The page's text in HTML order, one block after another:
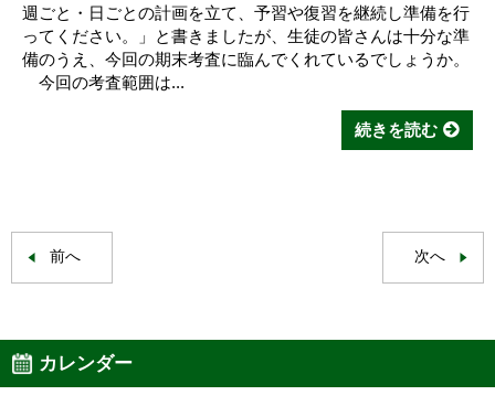
週ごと・日ごとの計画を立て、予習や復習を継続し準備を行
ってください。」と書きましたが、生徒の皆さんは十分な準
備のうえ、今回の期末考査に臨んでくれているでしょうか。
今回の考査範囲は...
続きを読む
前へ 次へ
カレンダー